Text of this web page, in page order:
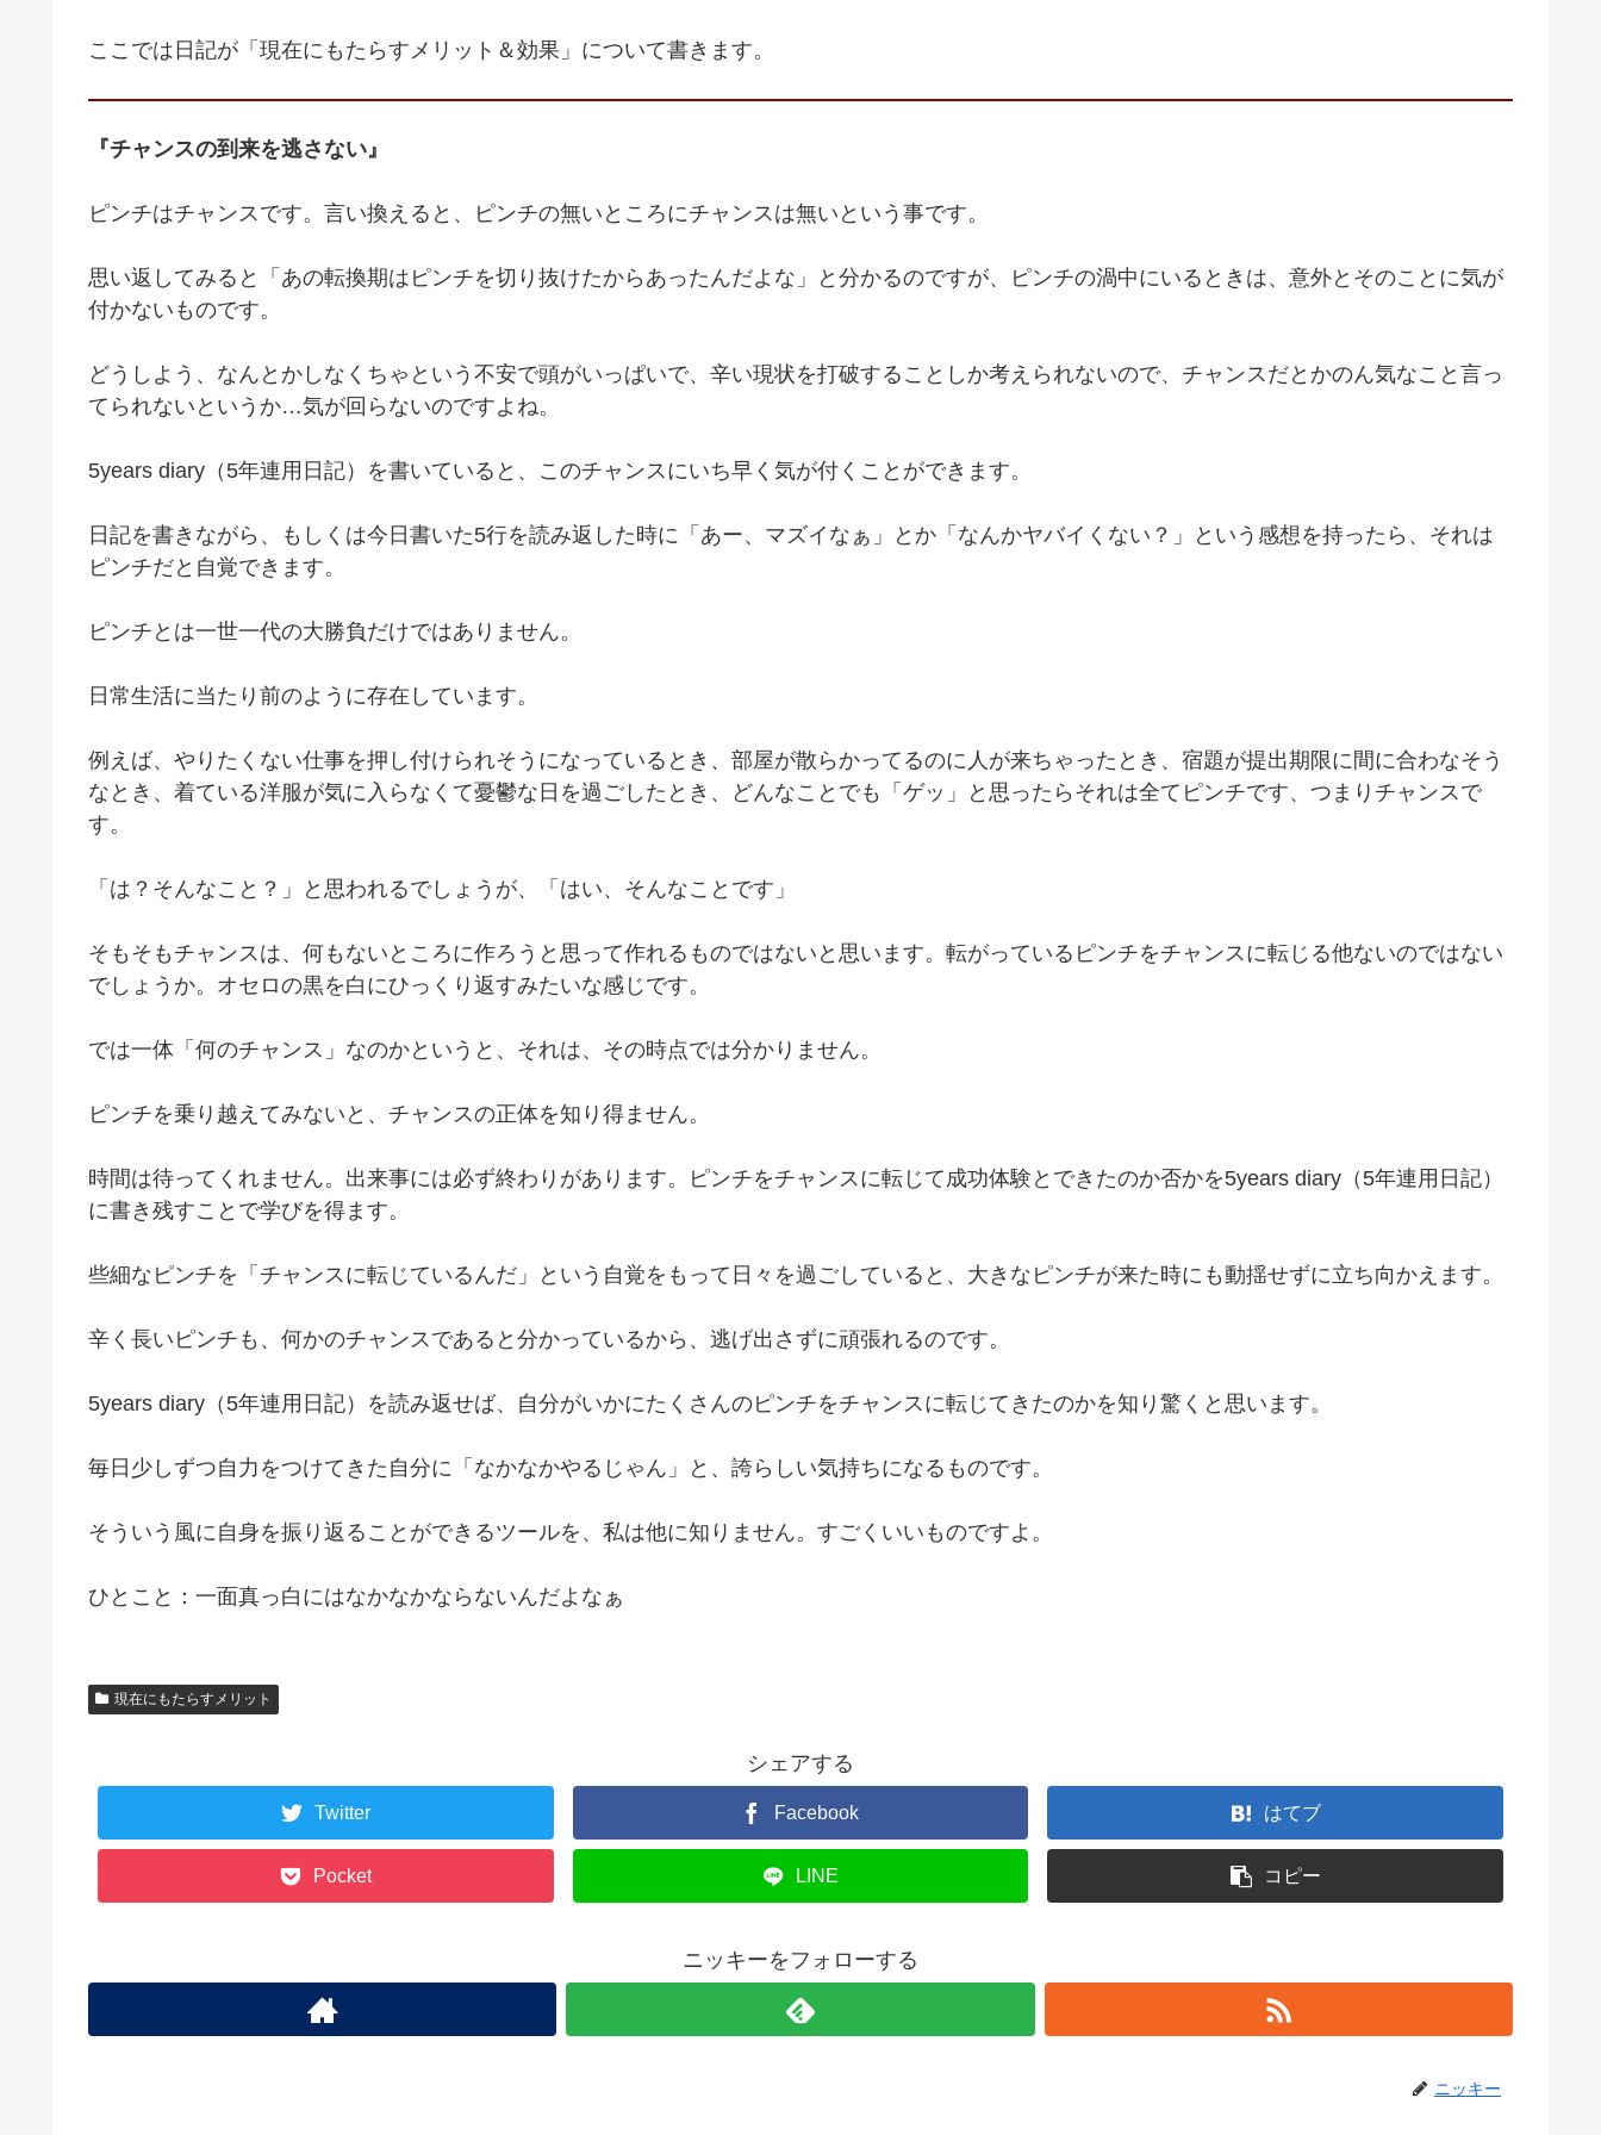
ここでは日記が「現在にもたらすメリット＆効果」について書きます。
『チャンスの到来を逃さない』
ピンチはチャンスです。言い換えると、ピンチの無いところにチャンスは無いという事です。
思い返してみると「あの転換期はピンチを切り抜けたからあったんだよな」と分かるのですが、ピンチの渦中にいるときは、意外とそのことに気が
付かないものです。
どうしよう、なんとかしなくちゃという不安で頭がいっぱいで、辛い現状を打破することしか考えられないので、チャンスだとかのん気なこと言っ
てられないというか…気が回らないのですよね。
5years diary（5年連用日記）を書いていると、このチャンスにいち早く気が付くことができます。
日記を書きながら、もしくは今日書いた5行を読み返した時に「あー、マズイなぁ」とか「なんかヤバイくない？」という感想を持ったら、それは
ピンチだと自覚できます。
ピンチとは一世一代の大勝負だけではありません。
日常生活に当たり前のように存在しています。
例えば、やりたくない仕事を押し付けられそうになっているとき、部屋が散らかってるのに人が来ちゃったとき、宿題が提出期限に間に合わなそう
なとき、着ている洋服が気に入らなくて憂鬱な日を過ごしたとき、どんなことでも「ゲッ」と思ったらそれは全てピンチです、つまりチャンスで
す。
「は？そんなこと？」と思われるでしょうが、「はい、そんなことです」
そもそもチャンスは、何もないところに作ろうと思って作れるものではないと思います。転がっているピンチをチャンスに転じる他ないのではない
でしょうか。オセロの黒を白にひっくり返すみたいな感じです。
では一体「何のチャンス」なのかというと、それは、その時点では分かりません。
ピンチを乗り越えてみないと、チャンスの正体を知り得ません。
時間は待ってくれません。出来事には必ず終わりがあります。ピンチをチャンスに転じて成功体験とできたのか否かを5years diary（5年連用日記）
に書き残すことで学びを得ます。
些細なピンチを「チャンスに転じているんだ」という自覚をもって日々を過ごしていると、大きなピンチが来た時にも動揺せずに立ち向かえます。
辛く長いピンチも、何かのチャンスであると分かっているから、逃げ出さずに頑張れるのです。
5years diary（5年連用日記）を読み返せば、自分がいかにたくさんのピンチをチャンスに転じてきたのかを知り驚くと思います。
毎日少しずつ自力をつけてきた自分に「なかなかやるじゃん」と、誇らしい気持ちになるものです。
そういう風に自身を振り返ることができるツールを、私は他に知りません。すごくいいものですよ。
ひとこと：一面真っ白にはなかなかならないんだよなぁ
現在にもたらすメリット
シェアする
Twitter Facebook はてブ
Pocket LINE コピー
ニッキーをフォローする
ニッキー